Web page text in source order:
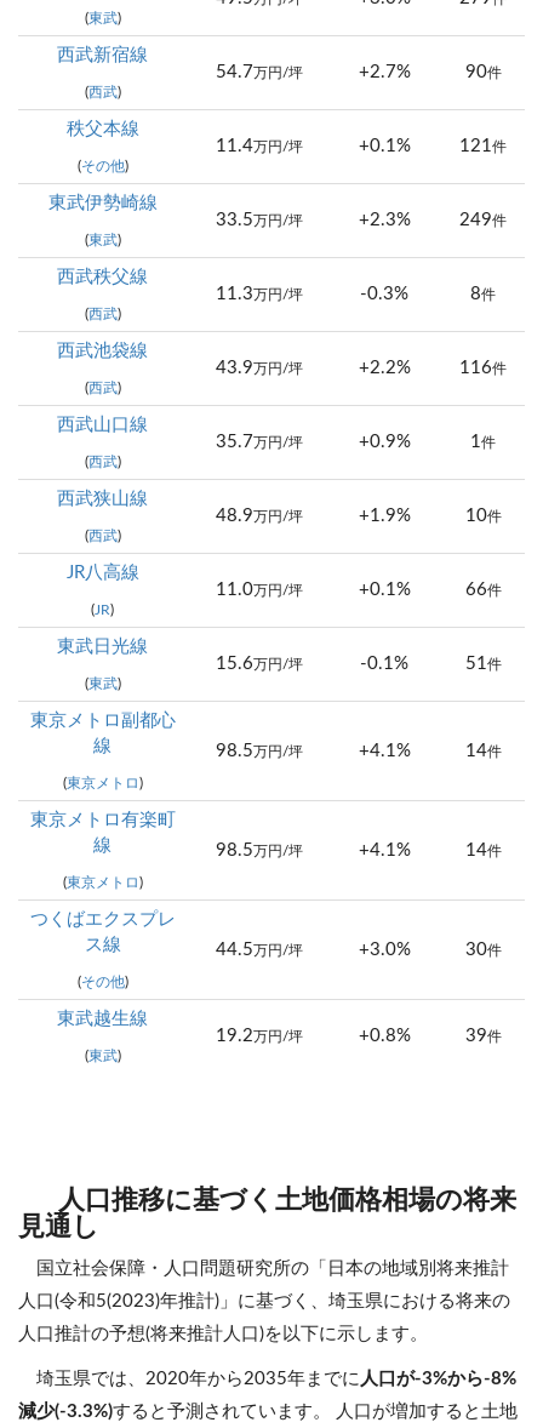
(東武)
西武新宿線
(西武)
54.7万円/坪 +2.7% 90件
秩父本線
(その他)
11.4万円/坪 +0.1% 121件
東武伊勢崎線
(東武)
33.5万円/坪 +2.3% 249件
西武秩父線
(西武)
11.3万円/坪 -0.3% 8件
西武池袋線
(西武)
43.9万円/坪 +2.2% 116件
西武山口線
(西武)
35.7万円/坪 +0.9% 1件
西武狭山線
(西武)
48.9万円/坪 +1.9% 10件
JR八高線
(JR)
11.0万円/坪 +0.1% 66件
東武日光線
(東武)
15.6万円/坪 -0.1% 51件
東京メトロ副都心
線
(東京メトロ)
98.5万円/坪 +4.1% 14件
東京メトロ有楽町
線
(東京メトロ)
98.5万円/坪 +4.1% 14件
つくばエクスプレ
ス線
(その他)
44.5万円/坪 +3.0% 30件
東武越生線
(東武)
19.2万円/坪 +0.8% 39件
人口推移に基づく土地価格相場の将来
見通し
国立社会保障・人口問題研究所の「日本の地域別将来推計
人口(令和5(2023)年推計)」に基づく、埼玉県における将来の
人口推計の予想(将来推計人口)を以下に示します。
埼玉県では、2020年から2035年までに 人口が-3%から-8%
減少(-3.3%)すると予測されています。 人口が増加すると土地